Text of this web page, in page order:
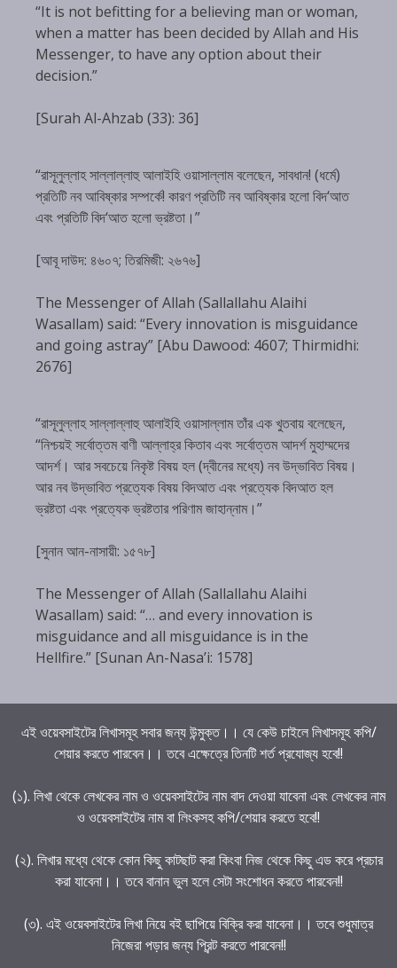
“It is not befitting for a believing man or woman,
when a matter has been decided by Allah and His
Messenger, to have any option about their
decision.”
[Surah Al-Ahzab (33): 36]
“রাসূলুল্লাহ সাল্লাল্লাহু আলাইহি ওয়াসাল্লাম বলেছেন, সাবধান! (ধর্মে)
প্রতিটি নব আবিষ্কার সম্পর্কে! কারণ প্রতিটি নব আবিষ্কার হলো বিদ‘আত
এবং প্রতিটি বিদ‘আত হলো ভ্রষ্টতা।”
[আবূ দাউদ: ৪৬০৭; তিরমিজী: ২৬৭৬]
The Messenger of Allah (Sallallahu Alaihi
Wasallam) said: “Every innovation is misguidance
and going astray” [Abu Dawood: 4607; Thirmidhi:
2676]
“রাসূলুল্লাহ সাল্লাল্লাহু আলাইহি ওয়াসাল্লাম তাঁর এক খুতবায় বলেছেন,
“নিশ্চয়ই সর্বোত্তম বাণী আল্লাহ্‌র কিতাব এবং সর্বোত্তম আদর্শ মুহাম্মদের
আদর্শ। আর সবচেয়ে নিকৃষ্ট বিষয় হল (দ্বীনের মধ্যে) নব উদ্ভাবিত বিষয়।
আর নব উদ্ভাবিত প্রত্যেক বিষয় বিদআত এবং প্রত্যেক বিদআত হল
ভ্রষ্টতা এবং প্রত্যেক ভ্রষ্টতার পরিণাম জাহান্নাম।”
[সুনান আন-নাসায়ী: ১৫৭৮]
The Messenger of Allah (Sallallahu Alaihi
Wasallam) said: “… and every innovation is
misguidance and all misguidance is in the
Hellfire.” [Sunan An-Nasa’i: 1578]
এই ওয়েবসাইটের লিখাসমূহ সবার জন্য উন্মুক্ত।। যে কেউ চাইলে লিখাসমূহ কপি/
শেয়ার করতে পারবেন।। তবে এক্ষেত্রে তিনটি শর্ত প্রযোজ্য হবে!!
(১). লিখা থেকে লেখকের নাম ও ওয়েবসাইটের নাম বাদ দেওয়া যাবেনা এবং লেখকের নাম
ও ওয়েবসাইটের নাম বা লিংকসহ কপি/শেয়ার করতে হবে!!
(২). লিখার মধ্যে থেকে কোন কিছু কাটছাট করা কিংবা নিজ থেকে কিছু এড করে প্রচার
করা যাবেনা।। তবে বানান ভুল হলে সেটা সংশোধন করতে পারবেন!!
(৩). এই ওয়েবসাইটের লিখা নিয়ে বই ছাপিয়ে বিক্রি করা যাবেনা।। তবে শুধুমাত্র
নিজেরা পড়ার জন্য প্রিন্ট করতে পারবেন!!